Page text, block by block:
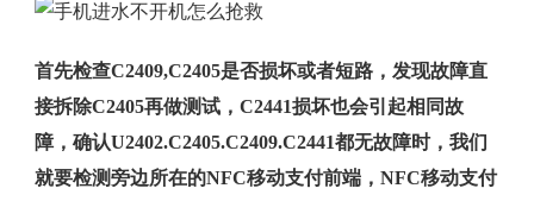
首先检查C2409,C2405是否损坏或者短路，发现故障直
接拆除C2405再做测试，C2441损坏也会引起相同故
障，确认U2402.C2405.C2409.C2441都无故障时，我们
就要检测旁边所在的NFC移动支付前端，NFC移动支付